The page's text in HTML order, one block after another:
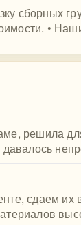
сборных
•
решила
сдаем их